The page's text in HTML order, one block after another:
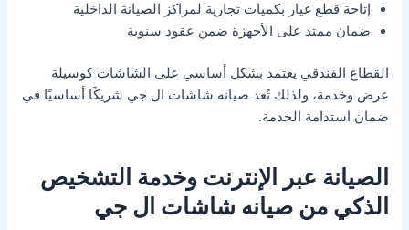
إتاحة قطع غيار بكميات تجارية لمراكز الصيانة الداخلية
ضمان ممتد على الأجهزة ضمن عقود سنوية
القطاع الفندقي يعتمد بشكل أساسي على الشاشات كوسيلة
عرض وخدمة، ولذلك تُعد صيانه شاشات ال جي شريكًا أساسيًا في
ضمان استدامة الخدمة.
الصيانة عبر الإنترنت وخدمة التشخيص
الذكي من صيانه شاشات ال جي